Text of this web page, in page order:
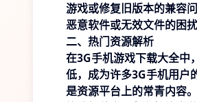
游戏或修复旧版本的兼容
恶意软件或无效文件的困扰
二、热门资源解析
在3G手机游戏下载大全中
低，成为许多3G手机用户
是资源平台上的常青内容。